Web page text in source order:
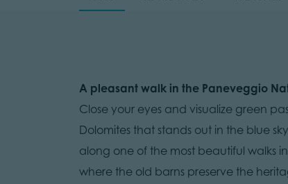
A pleasant walk in the Paneveggio
Close your eyes and visualize green
Dolomites that stands out in the blue
along one of the most beautiful walks
where the old barns preserve the